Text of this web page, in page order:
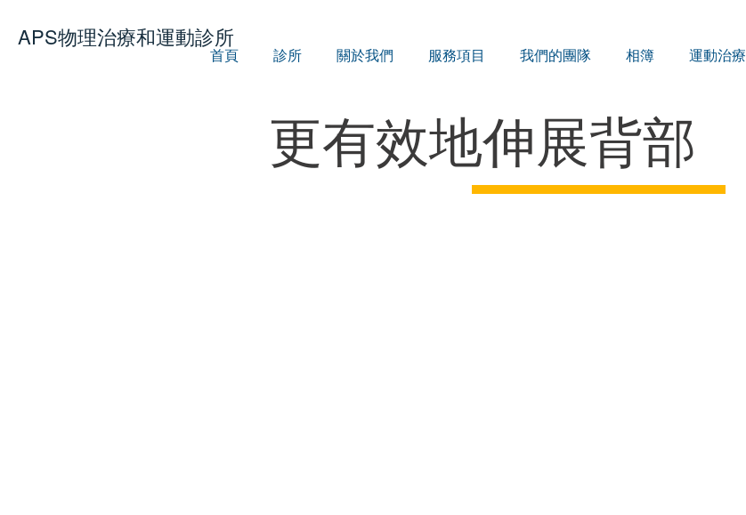
APS物理治療和運動診所
首頁 診所 關於我們 服務項目 我們的團隊 相簿 運動治療
更有效地伸展背部